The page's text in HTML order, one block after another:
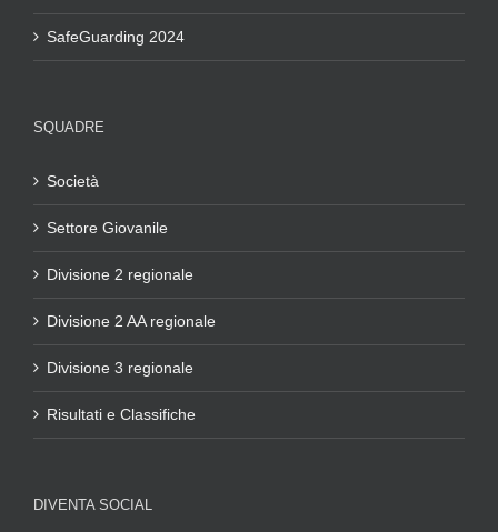
SafeGuarding 2024
SQUADRE
Società
Settore Giovanile
Divisione 2 regionale
Divisione 2 AA regionale
Divisione 3 regionale
Risultati e Classifiche
DIVENTA SOCIAL